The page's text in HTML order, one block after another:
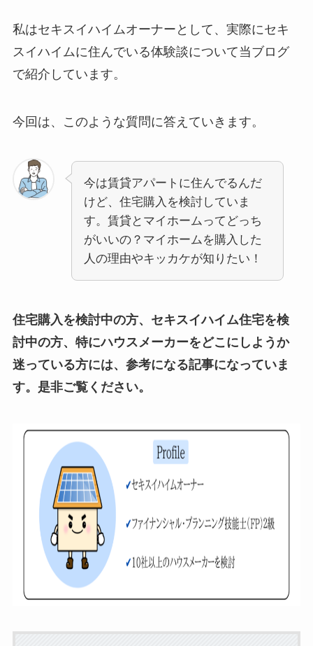
私はセキスイハイムオーナーとして、実際にセキ
スイハイムに住んでいる体験談について当ブログ
で紹介しています。
今回は、このような質問に答えていきます。
今は賃貸アパートに住んでるんだ
けど、住宅購入を検討していま
す。賃貸とマイホームってどっち
がいいの？マイホームを購入した
人の理由やキッカケが知りたい！
住宅購入を検討中の方、セキスイハイム住宅を検
討中の方、特にハウスメーカーをどこにしようか
迷っている方には、参考になる記事になっていま
す。是非ご覧ください。